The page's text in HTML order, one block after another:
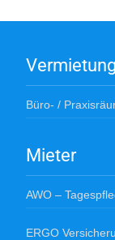
Vermietung
Büro- /
Mieter
AWO –
ERGO